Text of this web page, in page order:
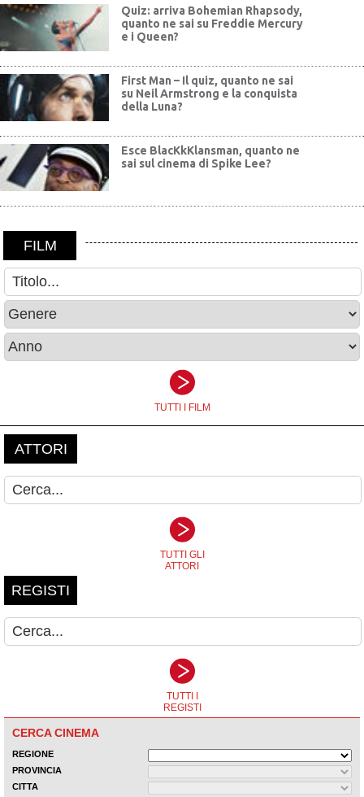
Quiz: arriva Bohemian Rhapsody,
quanto ne sai su Freddie Mercury
e i Queen?
First Man – Il quiz, quanto ne sai
su Neil Armstrong e la conquista
della Luna?
Esce BlacKkKlansman, quanto ne
sai sul cinema di Spike Lee?